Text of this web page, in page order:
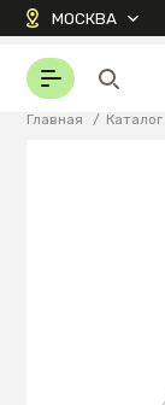
МОСКВА
Главная / Каталог